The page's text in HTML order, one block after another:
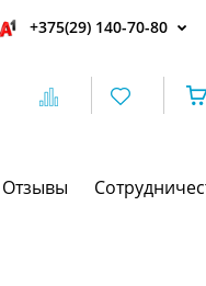
+375(29) 140-70-80
Отзывы